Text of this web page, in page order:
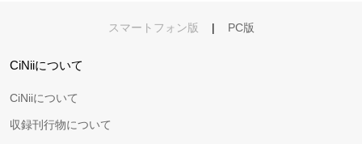
スマートフォン版 | PC版
CiNiiについて
CiNiiについて
収録刊行物について